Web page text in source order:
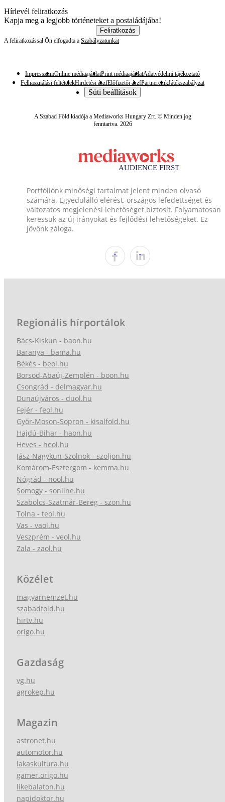
Hírlevél feliratkozás
Kapja meg a legjobb történeteket a postaládájába!
Feliratkozás
A feliratkozással Ön elfogadta a Szabályzatunkat
ImpresszumOnline médiaajánlatPrint médiaajánlatAdatvédelmi tájékoztató
Felhasználási feltételekHirdetési ászfElőfizetői ászfPartnereinkJátékszabályzat
Süti beállítások
A Szabad Föld kiadója a Mediaworks Hungary Zrt. © Minden jog
fenntartva. 2026
Portfóliónk minőségi tartalmat jelent minden olvasó
számára. Egyedülálló elérést, országos lefedettséget és
változatos megjelenési lehetőséget biztosít. Folyamatosan
keressük az új irányokat és fejlődési lehetőségeket. Ez
jövőnk záloga.
Regionális hírportálok
Bács-Kiskun - baon.hu
Baranya - bama.hu
Békés - beol.hu
Borsod-Abaúj-Zemplén - boon.hu
Csongrád - delmagyar.hu
Dunaújváros - duol.hu
Fejér - feol.hu
Győr-Moson-Sopron - kisalfold.hu
Hajdú-Bihar - haon.hu
Heves - heol.hu
Jász-Nagykun-Szolnok - szoljon.hu
Komárom-Esztergom - kemma.hu
Nógrád - nool.hu
Somogy - sonline.hu
Szabolcs-Szatmár-Bereg - szon.hu
Tolna - teol.hu
Vas - vaol.hu
Veszprém - veol.hu
Zala - zaol.hu
Közélet
magyarnemzet.hu
szabadfold.hu
hirtv.hu
origo.hu
Gazdaság
vg.hu
agrokep.hu
Magazin
astronet.hu
automotor.hu
lakaskultura.hu
gamer.origo.hu
likebalaton.hu
napidoktor.hu